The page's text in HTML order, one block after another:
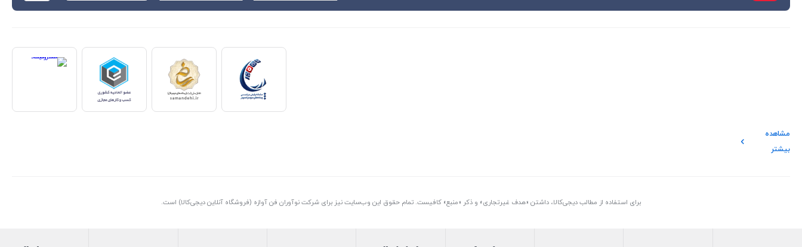
مشاهده
بیشتر
برای استفاده از مطالب دیجی‌کالا، داشتن «هدف غیرتجاری» و ذکر «منبع» کافیست. تمام حقوق اين وب‌سايت نیز برای شرکت نوآوران فن آوازه (فروشگاه آنلاین دیجی‌کالا) است.